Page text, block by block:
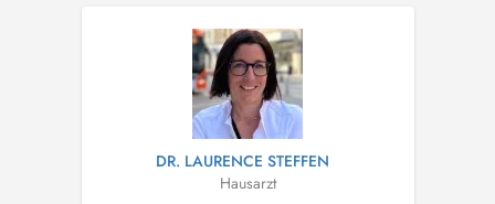
DR. LAURENCE STEFFEN
Hausarzt